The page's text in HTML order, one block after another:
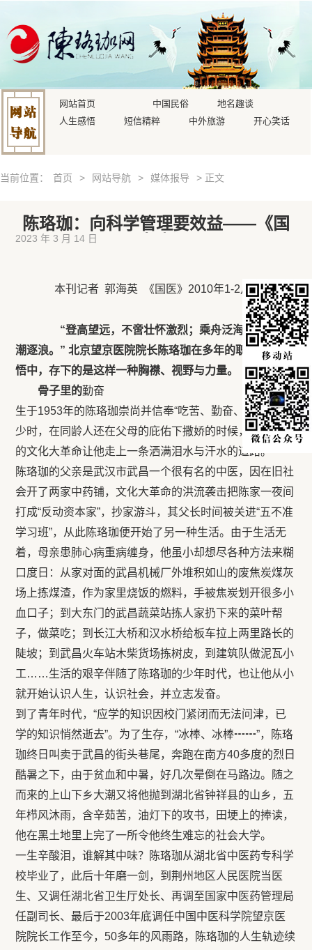
网站首页 中国民俗
地名趣谈
人生感悟
短信精粹 中外旅游 开心笑话
当前位置： 首页 > 网站导航 > 媒体报导 > 正文
陈珞珈：向科学管理要效益——《国
2023 年 3 月 14 日
本刊记者 郭海英 《国医》2010年1-2月第2期
“登高望远，不啻壮怀激烈；乘舟泛海，时起心
潮逐浪。” 北京望京医院院长陈珞珈在多年的职业生涯感
悟中，存下的是这样一种胸襟、视野与力量。
骨子里的勤奋
生于1953年的陈珞珈崇尚并信奉“吃苦、勤奋、勤学”。年
少时，在同龄人还在父母的庇佑下撒娇的时候，突如其来
的文化大革命让他走上一条洒满泪水与汗水的道路。
陈珞珈的父亲是武汉市武昌一个很有名的中医，因在旧社
会开了两家中药铺，文化大革命的洪流袭击把陈家一夜间
打成“反动资本家”，抄家游斗，其父长时间被关进“五不准
学习班”，从此陈珞珈便开始了另一种生活。由于生活无
着，母亲患肺心病重病缠身，他虽小却想尽各种方法来糊
口度日：从家对面的武昌机械厂外堆积如山的废焦炭煤灰
场上拣煤渣，作为家里烧饭的燃料，手被焦炭划开很多小
血口子；到大东门的武昌蔬菜站拣人家扔下来的菜叶帮
子，做菜吃；到长江大桥和汉水桥给板车拉上两里路长的
陡坡；到武昌火车站木柴货场拣树皮，到建筑队做泥瓦小
工……生活的艰辛伴随了陈珞珈的少年时代，也让他从小
就开始认识人生，认识社会，并立志发奋。
到了青年时代，“应学的知识因校门紧闭而无法问津，已
学的知识悄然逝去”。为了生存，“冰棒、冰棒┅┅”，陈珞
珈终日叫卖于武昌的街头巷尾，奔跑在南方40多度的烈日
酷暑之下，由于贫血和中暑，好几次晕倒在马路边。随之
而来的上山下乡大潮又将他抛到湖北省钟祥县的山乡，五
年栉风沐雨，含辛茹苦，油灯下的攻书，田埂上的捧读，
他在黑土地里上完了一所令他终生难忘的社会大学。
一生辛酸泪，谁解其中味？陈珞珈从湖北省中医药专科学
校毕业了，此后十年磨一剑，到荆州地区人民医院当医
生、又调任湖北省卫生厅处长、再调至国家中医药管理局
任副司长、最后于2003年底调任中国中医科学院望京医
院院长工作至今，50多年的风雨路，陈珞珈的人生轨迹续